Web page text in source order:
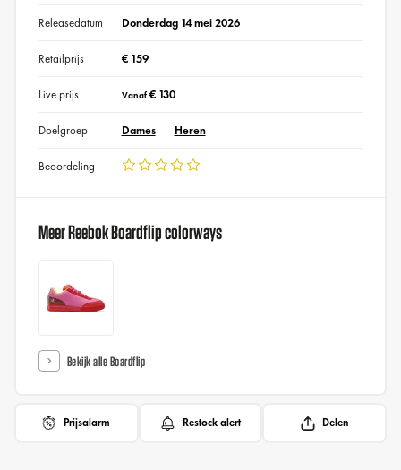
Releasedatum Donderdag 14 mei 2026
Retailprijs € 159
Live prijs Vanaf€ 130
Doelgroep Dames Heren
Beoordeling
Meer Reebok Boardflip colorways
Bekijk alle Boardflip
Prijsalarm Restock alert Delen